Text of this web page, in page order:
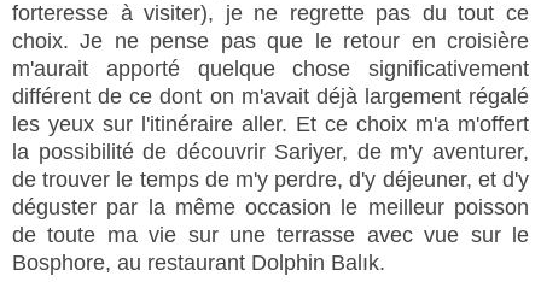
forteresse à visiter), je ne regrette pas du tout ce
choix. Je ne pense pas que le retour en croisière
m'aurait apporté quelque chose significativement
différent de ce dont on m'avait déjà largement régalé
les yeux sur l'itinéraire aller. Et ce choix m'a m'offert
la possibilité de découvrir Sariyer, de m'y aventurer,
de trouver le temps de m'y perdre, d'y déjeuner, et d'y
déguster par la même occasion le meilleur poisson
de toute ma vie sur une terrasse avec vue sur le
Bosphore, au restaurant Dolphin Balık.